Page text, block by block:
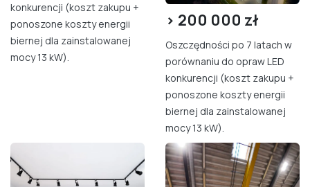
konkurencji (koszt zakupu +
ponoszone koszty energii
biernej dla zainstalowanej
mocy 13 kW).
> 200 000 zł
Oszczędności po 7 latach w
porównaniu do opraw LED
konkurencji (koszt zakupu +
ponoszone koszty energii
biernej dla zainstalowanej
mocy 13 kW).